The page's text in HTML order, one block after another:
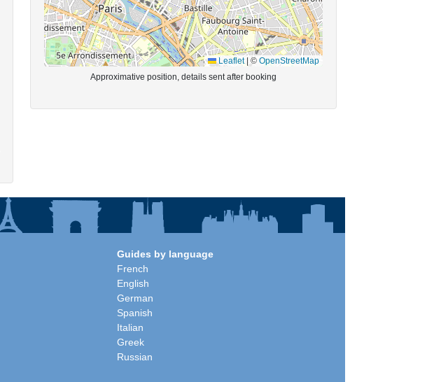
Leaflet | © OpenStreetMap
Approximative position, details sent after booking
Guides by language
French
English
German
Spanish
Italian
Greek
Russian